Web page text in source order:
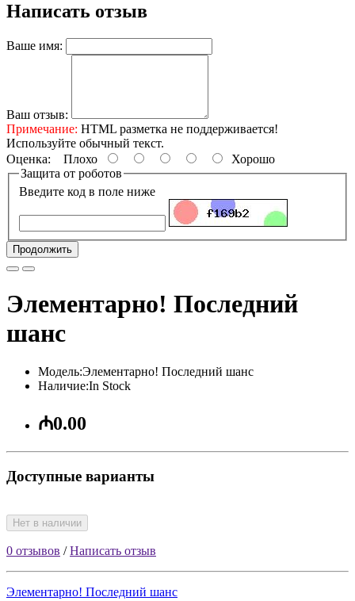
Написать отзыв
Ваше имя:
Ваш отзыв:
Примечание: HTML разметка не поддерживается!
Используйте обычный текст.
Оценка: Плохо
Хорошо
Защита от роботов
Введите код в поле ниже
Продолжить
Элементарно! Последний
шанс
Модель:Элементарно! Последний шанс
Наличие:In Stock
₼0.00
Доступные варианты
Нет в наличии
0 отзывов /Написать отзыв
Элементарно! Последний шанс